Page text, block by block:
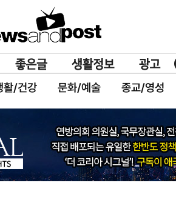
활/건강 문화/예술 종교/영성